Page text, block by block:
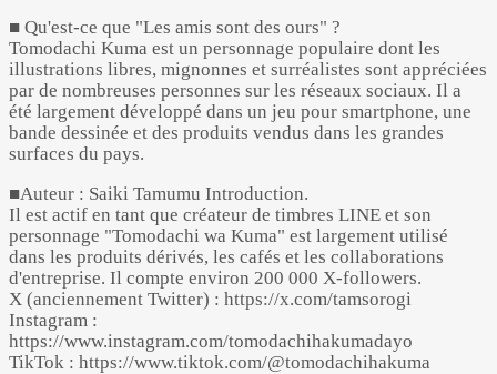
■ Qu'est-ce que "Les amis sont des ours" ?
Tomodachi Kuma est un personnage populaire dont les
illustrations libres, mignonnes et surréalistes sont appréciées
par de nombreuses personnes sur les réseaux sociaux. Il a
été largement développé dans un jeu pour smartphone, une
bande dessinée et des produits vendus dans les grandes
surfaces du pays.
■Auteur : Saiki Tamumu Introduction.
Il est actif en tant que créateur de timbres LINE et son
personnage "Tomodachi wa Kuma" est largement utilisé
dans les produits dérivés, les cafés et les collaborations
d'entreprise. Il compte environ 200 000 X-followers.
X (anciennement Twitter) : https://x.com/tamsorogi
Instagram :
https://www.instagram.com/tomodachihakumadayo
TikTok : https://www.tiktok.com/@tomodachihakuma